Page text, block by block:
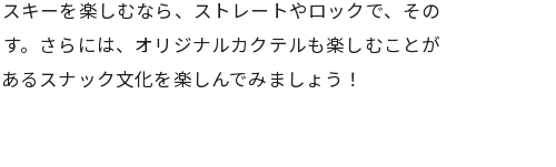
キーを楽しむなら、ストレートやロックで、その
。さらには、オリジナルカクテルも楽しむことが
るスナック文化を楽しんでみましょう！